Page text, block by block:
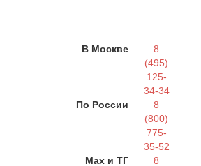
В Москве
8
(495)
125-
34-34
По России
8
(800)
775-
35-52
Max и ТГ
8